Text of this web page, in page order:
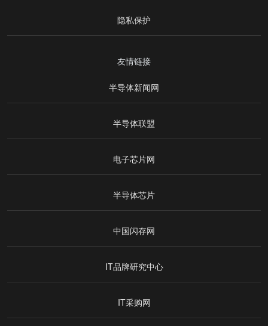
隐私保护
友情链接
半导体新闻网
半导体联盟
电子芯片网
半导体芯片
中国闪存网
IT品牌研究中心
IT采购网